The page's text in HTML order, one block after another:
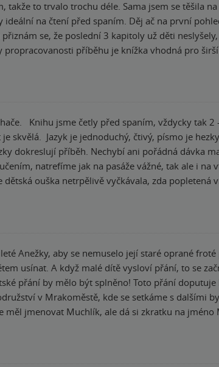
na čtení před spaním. Děj ač na první
se, že poslední 3 kapitoly už děti
legračních situací. Co způsobí jedno
toho je tam krásný příběh o přátelství, splnění přání,
večer přečtenou a mimo pobavení dětí, což je
srdce jak nejmenší děti, tak jejich rodiče. Já
pevné vydání, ale hlavně teď už si jdu s dětmi
Knihu jsme četly před spaním, vždycky tak
skvělá.⁠ ⁠ Jazyk je jednoduchý, čtivý, písmo je
dokreslují příběh. Nechybí ani pořádná dávka
natrefíme jak na pasáže vážné, tak ale i na
ouška netrpělivě vyčkávala, zda popletená
fakt smála, navíc reakce na ně od ostatních?
milovat dál.
Anežky, aby se nemuselo její staré oprané
Přání putuje mezi kouzelné
přání by mělo být splněno! Toto přání
Muchlík, ale dá si zkratku na jméno Muchla. V úřadě splněných
A tak děti zažijí srandu při jejich mluvení. A rodiče
jsou 3 ilustrace barevné na celou stranu. Někdy